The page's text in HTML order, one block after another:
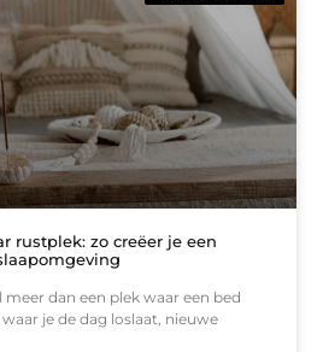
rustplek: zo creëer je een
meer dan een plek waar een bed
je de dag loslaat, nieuwe